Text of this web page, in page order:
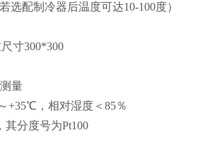
配制冷器后温度可达10-100度）
寸300*300
量
+35℃，相对湿度＜85％
分度号为Pt100